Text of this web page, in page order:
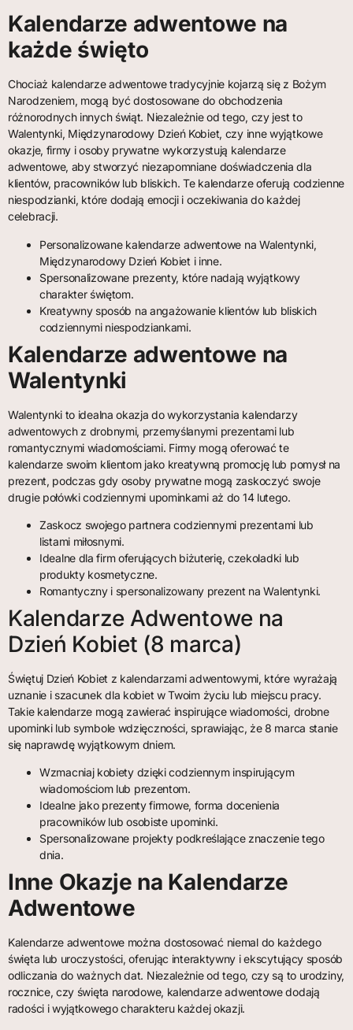
Kalendarze adwentowe na
każde święto
Chociaż kalendarze adwentowe tradycyjnie kojarzą się z Bożym
Narodzeniem, mogą być dostosowane do obchodzenia
różnorodnych innych świąt. Niezależnie od tego, czy jest to
Walentynki, Międzynarodowy Dzień Kobiet, czy inne wyjątkowe
okazje, firmy i osoby prywatne wykorzystują kalendarze
adwentowe, aby stworzyć niezapomniane doświadczenia dla
klientów, pracowników lub bliskich. Te kalendarze oferują codzienne
niespodzianki, które dodają emocji i oczekiwania do każdej
celebracji.
Personalizowane kalendarze adwentowe na Walentynki,
Międzynarodowy Dzień Kobiet i inne.
Spersonalizowane prezenty, które nadają wyjątkowy
charakter świętom.
Kreatywny sposób na angażowanie klientów lub bliskich
codziennymi niespodziankami.
Kalendarze adwentowe na
Walentynki
Walentynki to idealna okazja do wykorzystania kalendarzy
adwentowych z drobnymi, przemyślanymi prezentami lub
romantycznymi wiadomościami. Firmy mogą oferować te
kalendarze swoim klientom jako kreatywną promocję lub pomysł na
prezent, podczas gdy osoby prywatne mogą zaskoczyć swoje
drugie połówki codziennymi upominkami aż do 14 lutego.
Zaskocz swojego partnera codziennymi prezentami lub
listami miłosnymi.
Idealne dla firm oferujących biżuterię, czekoladki lub
produkty kosmetyczne.
Romantyczny i spersonalizowany prezent na Walentynki.
Kalendarze Adwentowe na
Dzień Kobiet (8 marca)
Świętuj Dzień Kobiet z kalendarzami adwentowymi, które wyrażają
uznanie i szacunek dla kobiet w Twoim życiu lub miejscu pracy.
Takie kalendarze mogą zawierać inspirujące wiadomości, drobne
upominki lub symbole wdzięczności, sprawiając, że 8 marca stanie
się naprawdę wyjątkowym dniem.
Wzmacniaj kobiety dzięki codziennym inspirującym
wiadomościom lub prezentom.
Idealne jako prezenty firmowe, forma docenienia
pracowników lub osobiste upominki.
Spersonalizowane projekty podkreślające znaczenie tego
dnia.
Inne Okazje na Kalendarze
Adwentowe
Kalendarze adwentowe można dostosować niemal do każdego
święta lub uroczystości, oferując interaktywny i ekscytujący sposób
odliczania do ważnych dat. Niezależnie od tego, czy są to urodziny,
rocznice, czy święta narodowe, kalendarze adwentowe dodają
radości i wyjątkowego charakteru każdej okazji.